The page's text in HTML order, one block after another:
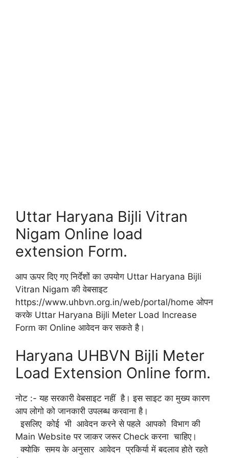
Uttar Haryana Bijli Vitran
Nigam Online load
extension Form.
आप ऊपर दिए गए निर्देशों का उपयोग Uttar Haryana Bijli
Vitran Nigam की वेबसाइट
https://www.uhbvn.org.in/web/portal/home ओपन
करके Uttar Haryana Bijli Meter Load Increase
Form का Online आवेदन कर सकते है।
Haryana UHBVN Bijli Meter
Load Extension Online form.
नोट :- यह सरकारी वेबसाइट नहीं है। इस साइट का मुख्य कारण
आप लोगो को जानकारी उपलब्ध करवाना है।
इसलिए कोई भी आवेदन करने से पहले आपको विभाग की
Main Website पर जाकर जरूर Check करना चाहिए।
क्योकि समय के अनुसार आवेदन प्रकिर्या में बदलाव होते रहते